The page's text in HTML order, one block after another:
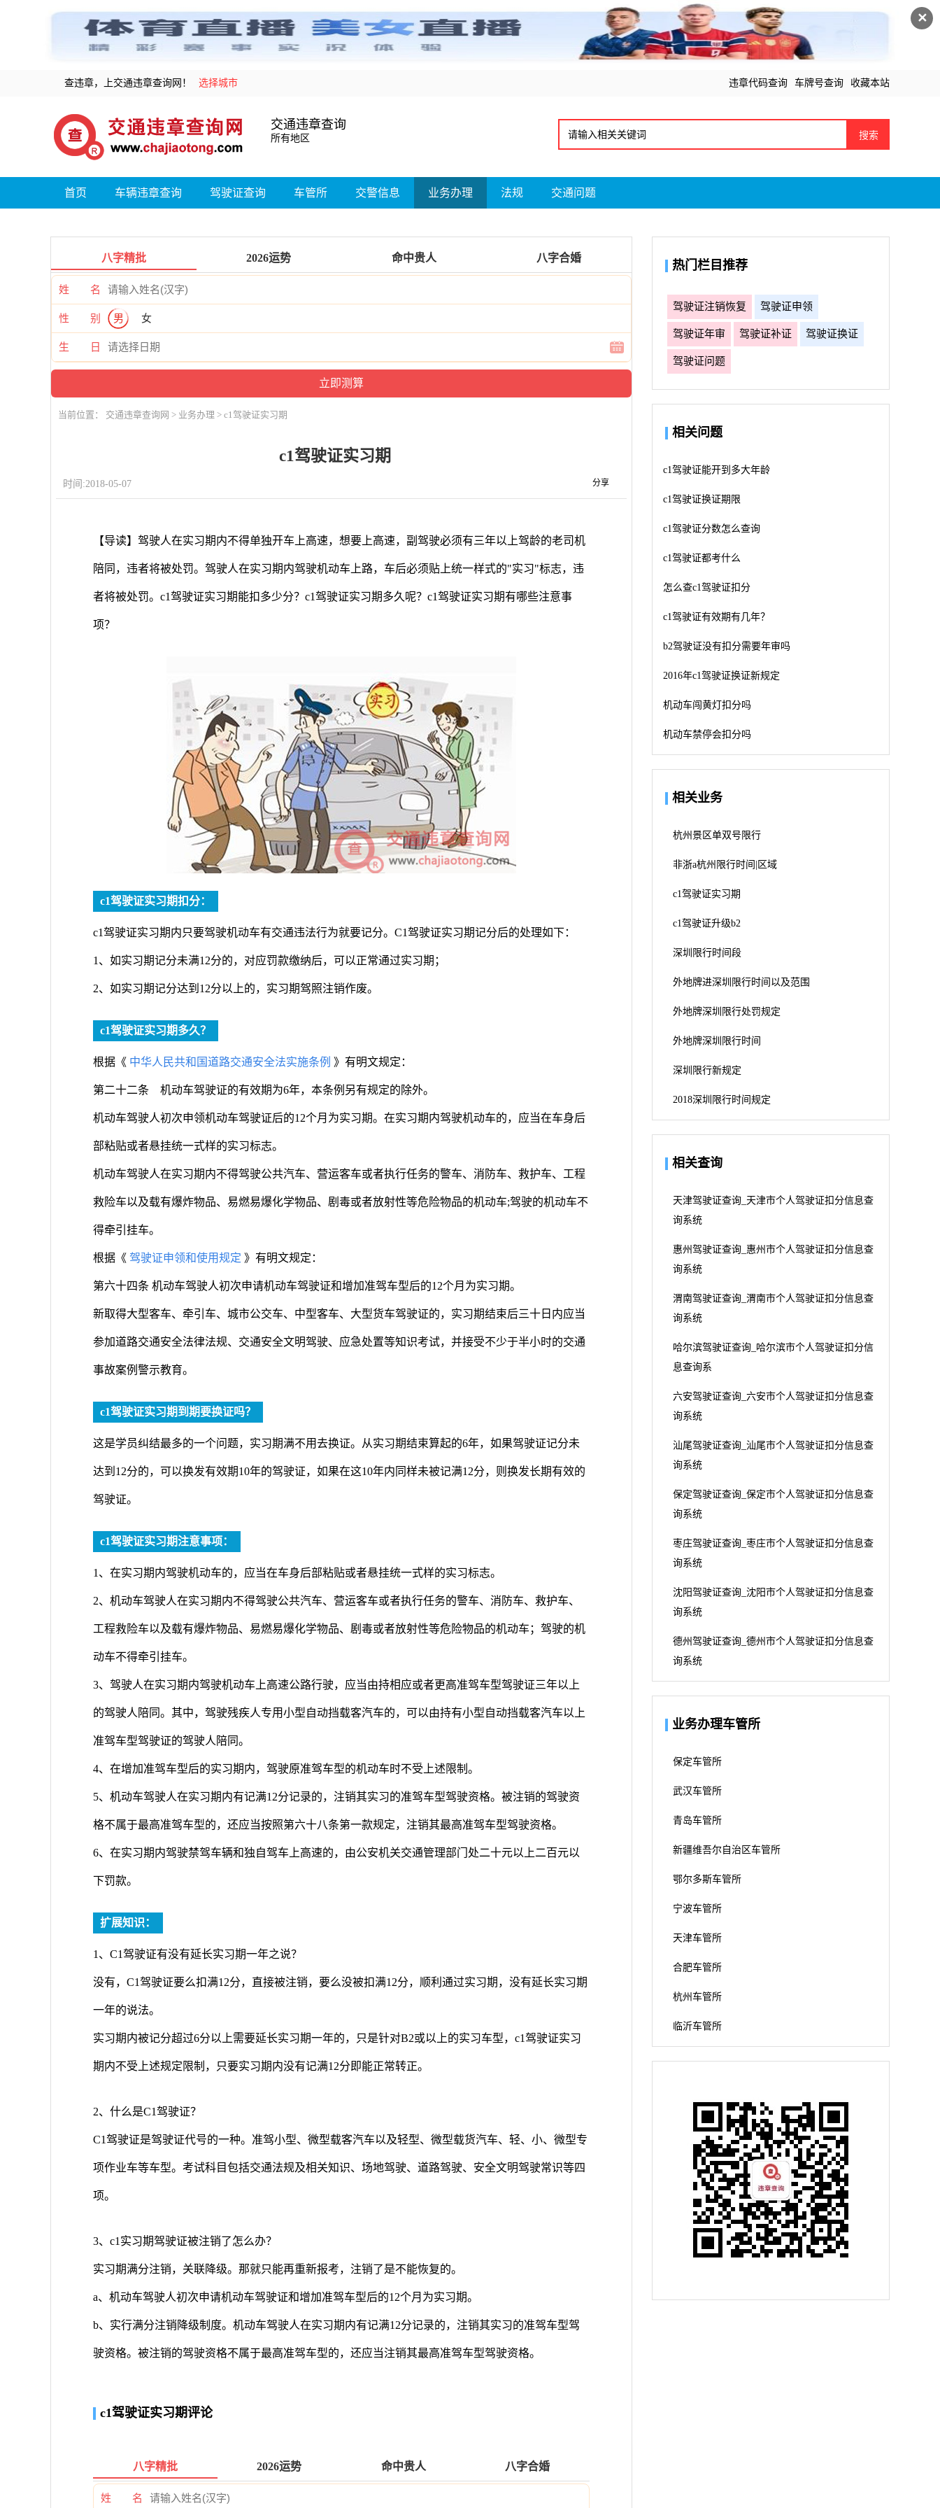
✕
查违章，上交通违章查询网！ 选择城市 违章代码查询 车牌号查询 收藏本站
交通违章查询
所有地区 搜索
首页 车辆违章查询 驾驶证查询 车管所 交警信息 业务办理 法规 交通问题
八字精批 2026运势 命中贵人 八字合婚
姓 名
性 别 男 女
生 日
当前位置： 交通违章查询网 > 业务办理 > c1驾驶证实习期
c1驾驶证实习期
时间:2018-05-07 分享
【导读】驾驶人在实习期内不得单独开车上高速，想要上高速，副驾驶必须有三年以上驾龄的老司机
陪同，违者将被处罚。驾驶人在实习期内驾驶机动车上路，车后必须贴上统一样式的"实习"标志，违
者将被处罚。c1驾驶证实习期能扣多少分？c1驾驶证实习期多久呢？c1驾驶证实习期有哪些注意事
项？
c1驾驶证实习期扣分：
c1驾驶证实习期内只要驾驶机动车有交通违法行为就要记分。C1驾驶证实习期记分后的处理如下：
1、如实习期记分未满12分的，对应罚款缴纳后，可以正常通过实习期；
2、如实习期记分达到12分以上的，实习期驾照注销作废。
c1驾驶证实习期多久？
根据《 中华人民共和国道路交通安全法实施条例 》有明文规定：
第二十二条 机动车驾驶证的有效期为6年，本条例另有规定的除外。
机动车驾驶人初次申领机动车驾驶证后的12个月为实习期。在实习期内驾驶机动车的，应当在车身后
部粘贴或者悬挂统一式样的实习标志。
机动车驾驶人在实习期内不得驾驶公共汽车、营运客车或者执行任务的警车、消防车、救护车、工程
救险车以及载有爆炸物品、易燃易爆化学物品、剧毒或者放射性等危险物品的机动车;驾驶的机动车不
得牵引挂车。
根据《 驾驶证申领和使用规定 》有明文规定：
第六十四条 机动车驾驶人初次申请机动车驾驶证和增加准驾车型后的12个月为实习期。
新取得大型客车、牵引车、城市公交车、中型客车、大型货车驾驶证的，实习期结束后三十日内应当
参加道路交通安全法律法规、交通安全文明驾驶、应急处置等知识考试，并接受不少于半小时的交通
事故案例警示教育。
c1驾驶证实习期到期要换证吗？
这是学员纠结最多的一个问题，实习期满不用去换证。从实习期结束算起的6年，如果驾驶证记分未
达到12分的，可以换发有效期10年的驾驶证，如果在这10年内同样未被记满12分，则换发长期有效的
驾驶证。
c1驾驶证实习期注意事项：
1、在实习期内驾驶机动车的，应当在车身后部粘贴或者悬挂统一式样的实习标志。
2、机动车驾驶人在实习期内不得驾驶公共汽车、营运客车或者执行任务的警车、消防车、救护车、
工程救险车以及载有爆炸物品、易燃易爆化学物品、剧毒或者放射性等危险物品的机动车；驾驶的机
动车不得牵引挂车。
3、驾驶人在实习期内驾驶机动车上高速公路行驶，应当由持相应或者更高准驾车型驾驶证三年以上
的驾驶人陪同。其中，驾驶残疾人专用小型自动挡载客汽车的，可以由持有小型自动挡载客汽车以上
准驾车型驾驶证的驾驶人陪同。
4、在增加准驾车型后的实习期内，驾驶原准驾车型的机动车时不受上述限制。
5、机动车驾驶人在实习期内有记满12分记录的，注销其实习的准驾车型驾驶资格。被注销的驾驶资
格不属于最高准驾车型的，还应当按照第六十八条第一款规定，注销其最高准驾车型驾驶资格。
6、在实习期内驾驶禁驾车辆和独自驾车上高速的，由公安机关交通管理部门处二十元以上二百元以
下罚款。
扩展知识：
1、C1驾驶证有没有延长实习期一年之说？
没有，C1驾驶证要么扣满12分，直接被注销，要么没被扣满12分，顺利通过实习期，没有延长实习期
一年的说法。
实习期内被记分超过6分以上需要延长实习期一年的，只是针对B2或以上的实习车型，c1驾驶证实习
期内不受上述规定限制，只要实习期内没有记满12分即能正常转正。
2、什么是C1驾驶证？
C1驾驶证是驾驶证代号的一种。准驾小型、微型载客汽车以及轻型、微型载货汽车、轻、小、微型专
项作业车等车型。考试科目包括交通法规及相关知识、场地驾驶、道路驾驶、安全文明驾驶常识等四
项。
3、c1实习期驾驶证被注销了怎么办？
实习期满分注销，关联降级。那就只能再重新报考，注销了是不能恢复的。
a、机动车驾驶人初次申请机动车驾驶证和增加准驾车型后的12个月为实习期。
b、实行满分注销降级制度。机动车驾驶人在实习期内有记满12分记录的，注销其实习的准驾车型驾
驶资格。被注销的驾驶资格不属于最高准驾车型的，还应当注销其最高准驾车型驾驶资格。
c1驾驶证实习期评论
八字精批 2026运势 命中贵人 八字合婚
姓 名
热门栏目推荐
驾驶证注销恢复 驾驶证申领
驾驶证年审 驾驶证补证 驾驶证换证
驾驶证问题
相关问题
c1驾驶证能开到多大年龄
c1驾驶证换证期限
c1驾驶证分数怎么查询
c1驾驶证都考什么
怎么查c1驾驶证扣分
c1驾驶证有效期有几年？
b2驾驶证没有扣分需要年审吗
2016年c1驾驶证换证新规定
机动车闯黄灯扣分吗
机动车禁停会扣分吗
相关业务
杭州景区单双号限行
非浙a杭州限行时间|区域
c1驾驶证实习期
c1驾驶证升级b2
深圳限行时间段
外地牌进深圳限行时间以及范围
外地牌深圳限行处罚规定
外地牌深圳限行时间
深圳限行新规定
2018深圳限行时间规定
相关查询
天津驾驶证查询_天津市个人驾驶证扣分信息查
询系统
惠州驾驶证查询_惠州市个人驾驶证扣分信息查
询系统
渭南驾驶证查询_渭南市个人驾驶证扣分信息查
询系统
哈尔滨驾驶证查询_哈尔滨市个人驾驶证扣分信
息查询系
六安驾驶证查询_六安市个人驾驶证扣分信息查
询系统
汕尾驾驶证查询_汕尾市个人驾驶证扣分信息查
询系统
保定驾驶证查询_保定市个人驾驶证扣分信息查
询系统
枣庄驾驶证查询_枣庄市个人驾驶证扣分信息查
询系统
沈阳驾驶证查询_沈阳市个人驾驶证扣分信息查
询系统
德州驾驶证查询_德州市个人驾驶证扣分信息查
询系统
业务办理车管所
保定车管所
武汉车管所
青岛车管所
新疆维吾尔自治区车管所
鄂尔多斯车管所
宁波车管所
天津车管所
合肥车管所
杭州车管所
临沂车管所